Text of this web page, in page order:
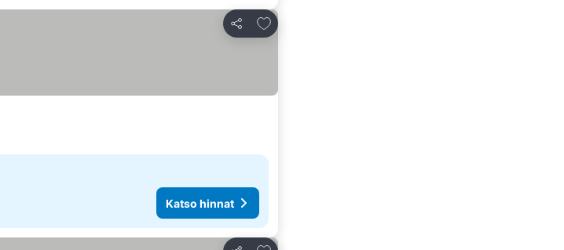
Jaa
Lisää suosikkeihin
Katso hinnat